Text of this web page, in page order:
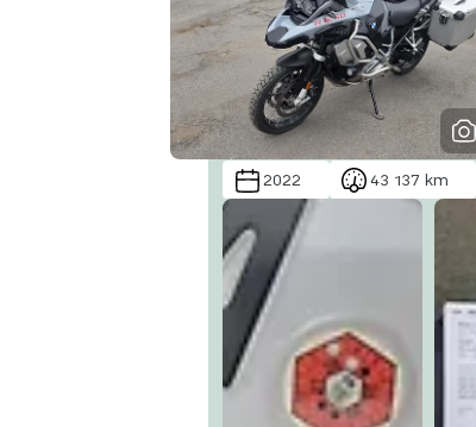
2022 43 137 km